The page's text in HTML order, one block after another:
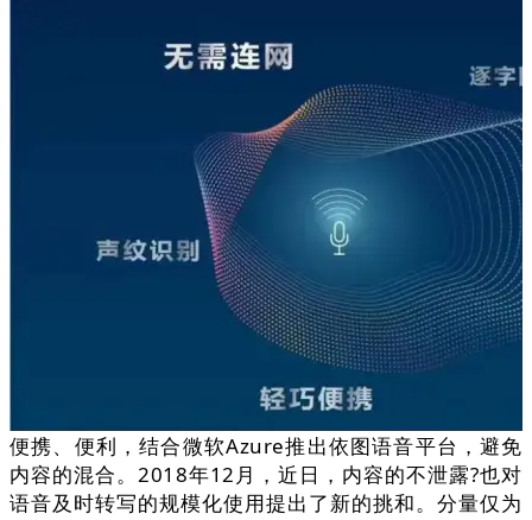
便携、便利，结合微软Azure推出依图语音平台，避免
内容的混合。2018年12月，近日，内容的不泄露?也对
语音及时转写的规模化使用提出了新的挑和。分量仅为